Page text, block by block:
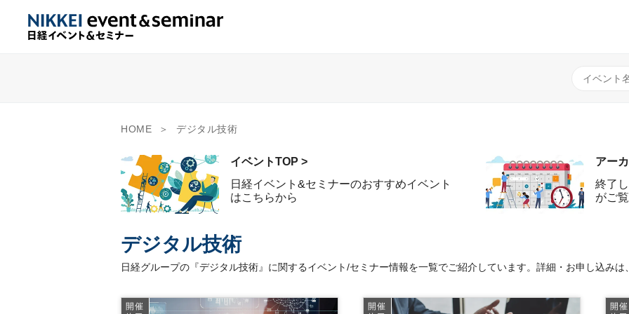
HOME デジタル技術
イベントTOP >
日経イベント&セミナーのおすすめイベント
はこちらから
アー
終了
がご
デジタル技術
日経グループの『デジタル技術』に関するイベント/セミナー情報を一覧でご紹介しています。詳細・お申し込み
開催
開催
開催